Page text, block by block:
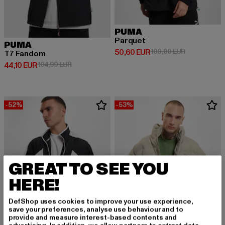
PUMA
T7 Fandom
44,10 EUR
Derzeitiger Preis: 44,10 EUR
104,99 EURAktionspreis: 104,99 EUR
PUMA
Parquet
50,60 EUR
Derzeitiger Preis: 50,60 EUR
109,99 EUR
-52% -53%
GREAT TO SEE YOU
HERE!
DefShop uses cookies to improve your use experience,
save your preferences, analyse use behaviour and to
provide and measure interest-based contents and